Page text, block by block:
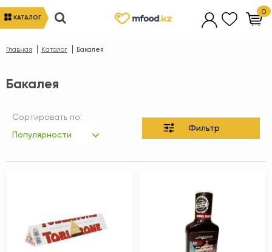
КАТАЛОГ
0
Главная Каталог Бакалея
Бакалея
Сортировать по:
Популярности
Фильтр